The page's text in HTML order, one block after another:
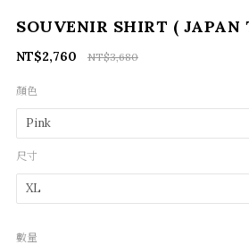
SOUVENIR SHIRT ( JAPAN
NT$3,680
NT$2,760
顏色
尺寸
數量